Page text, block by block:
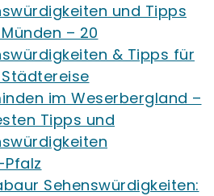
und Tipps
– 20
& Tipps für
Städtereise
im Weserbergland –
Tipps und
Sehenswürdigkeiten: